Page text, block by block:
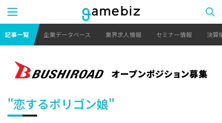
記事一覧 企業データベース 業界求人情報 セミナー情報 決算
"恋するポリゴン娘"